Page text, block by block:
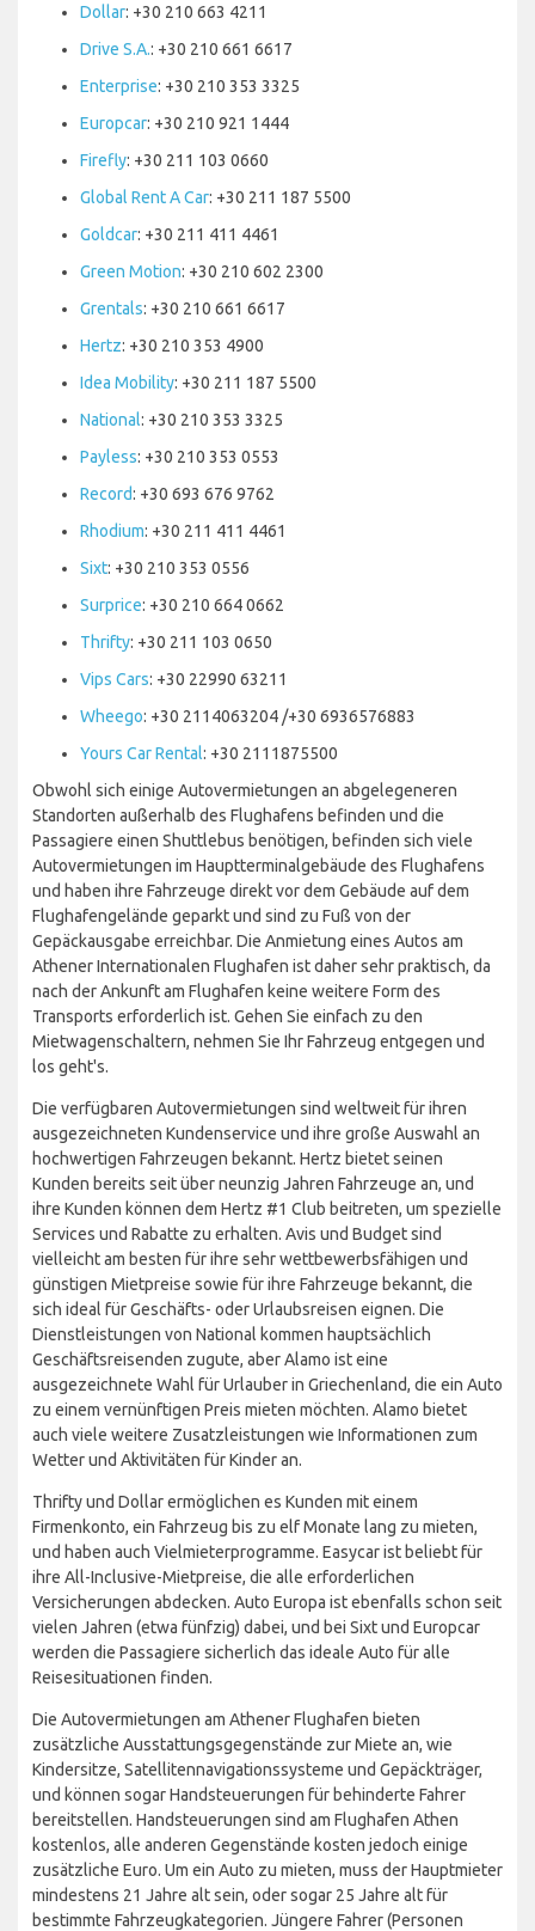
Dollar: +30 210 663 4211
Drive S.A.: +30 210 661 6617
Enterprise: +30 210 353 3325
Europcar: +30 210 921 1444
Firefly: +30 211 103 0660
Global Rent A Car: +30 211 187 5500
Goldcar: +30 211 411 4461
Green Motion: +30 210 602 2300
Grentals: +30 210 661 6617
Hertz: +30 210 353 4900
Idea Mobility: +30 211 187 5500
National: +30 210 353 3325
Payless: +30 210 353 0553
Record: +30 693 676 9762
Rhodium: +30 211 411 4461
Sixt: +30 210 353 0556
Surprice: +30 210 664 0662
Thrifty: +30 211 103 0650
Vips Cars: +30 22990 63211
Wheego: +30 2114063204 /+30 6936576883
Yours Car Rental: +30 2111875500
Obwohl sich einige Autovermietungen an abgelegeneren
Standorten außerhalb des Flughafens befinden und die
Passagiere einen Shuttlebus benötigen, befinden sich viele
Autovermietungen im Hauptterminalgebäude des Flughafens
und haben ihre Fahrzeuge direkt vor dem Gebäude auf dem
Flughafengelände geparkt und sind zu Fuß von der
Gepäckausgabe erreichbar. Die Anmietung eines Autos am
Athener Internationalen Flughafen ist daher sehr praktisch, da
nach der Ankunft am Flughafen keine weitere Form des
Transports erforderlich ist. Gehen Sie einfach zu den
Mietwagenschaltern, nehmen Sie Ihr Fahrzeug entgegen und
los geht's.
Die verfügbaren Autovermietungen sind weltweit für ihren
ausgezeichneten Kundenservice und ihre große Auswahl an
hochwertigen Fahrzeugen bekannt. Hertz bietet seinen
Kunden bereits seit über neunzig Jahren Fahrzeuge an, und
ihre Kunden können dem Hertz #1 Club beitreten, um spezielle
Services und Rabatte zu erhalten. Avis und Budget sind
vielleicht am besten für ihre sehr wettbewerbsfähigen und
günstigen Mietpreise sowie für ihre Fahrzeuge bekannt, die
sich ideal für Geschäfts- oder Urlaubsreisen eignen. Die
Dienstleistungen von National kommen hauptsächlich
Geschäftsreisenden zugute, aber Alamo ist eine
ausgezeichnete Wahl für Urlauber in Griechenland, die ein Auto
zu einem vernünftigen Preis mieten möchten. Alamo bietet
auch viele weitere Zusatzleistungen wie Informationen zum
Wetter und Aktivitäten für Kinder an.
Thrifty und Dollar ermöglichen es Kunden mit einem
Firmenkonto, ein Fahrzeug bis zu elf Monate lang zu mieten,
und haben auch Vielmieterprogramme. Easycar ist beliebt für
ihre All-Inclusive-Mietpreise, die alle erforderlichen
Versicherungen abdecken. Auto Europa ist ebenfalls schon seit
vielen Jahren (etwa fünfzig) dabei, und bei Sixt und Europcar
werden die Passagiere sicherlich das ideale Auto für alle
Reisesituationen finden.
Die Autovermietungen am Athener Flughafen bieten
zusätzliche Ausstattungsgegenstände zur Miete an, wie
Kindersitze, Satellitennavigationssysteme und Gepäckträger,
und können sogar Handsteuerungen für behinderte Fahrer
bereitstellen. Handsteuerungen sind am Flughafen Athen
kostenlos, alle anderen Gegenstände kosten jedoch einige
zusätzliche Euro. Um ein Auto zu mieten, muss der Hauptmieter
mindestens 21 Jahre alt sein, oder sogar 25 Jahre alt für
bestimmte Fahrzeugkategorien. Jüngere Fahrer (Personen